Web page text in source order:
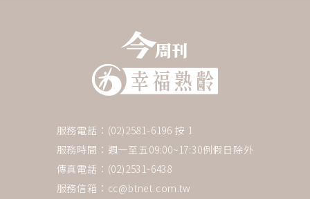
服務電話：(02)2581-6196 按 1
服務時間：週一至五09:00~17:30例假日除外
傳真電話：(02)2531-6438
服務信箱： cc@btnet.com.tw